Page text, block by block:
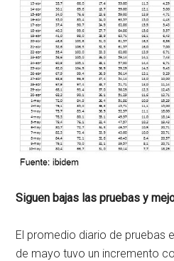
Siguen bajas las pruebas y
El promedio diario de pruebas
de mayo tuvo un incremento